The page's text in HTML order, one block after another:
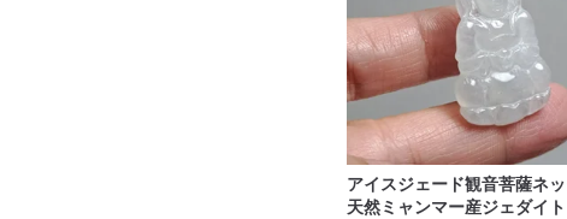
アイスジェード観音菩薩ネ
天然ミャンマー産ジェダイト